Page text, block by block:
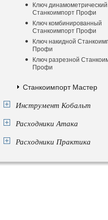
Ключ динамометрический
Станкоимпорт Профи
Ключ комбинированный
Станкоимпорт Профи
Ключ накидной
Профи
Ключ разрезной
Профи
Станкоимпорт Мастер
Инструмент Кобальт
Расходники Атака
Расходники Практика